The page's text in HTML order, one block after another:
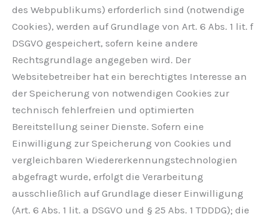
des Webpublikums) erforderlich sind (notwendige
Cookies), werden auf Grundlage von Art. 6 Abs. 1 lit. f
DSGVO gespeichert, sofern keine andere
Rechtsgrundlage angegeben wird. Der
Websitebetreiber hat ein berechtigtes Interesse an
der Speicherung von notwendigen Cookies zur
technisch fehlerfreien und optimierten
Bereitstellung seiner Dienste. Sofern eine
Einwilligung zur Speicherung von Cookies und
vergleichbaren Wiedererkennungstechnologien
abgefragt wurde, erfolgt die Verarbeitung
ausschließlich auf Grundlage dieser Einwilligung
(Art. 6 Abs. 1 lit. a DSGVO und § 25 Abs. 1 TDDDG); die